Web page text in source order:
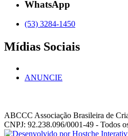
WhatsApp
(53) 3284-1450
Mídias Sociais
ANUNCIE
ABCCC Associação Brasileira de
CNPJ: 92.238.096/0001-49 - Todos